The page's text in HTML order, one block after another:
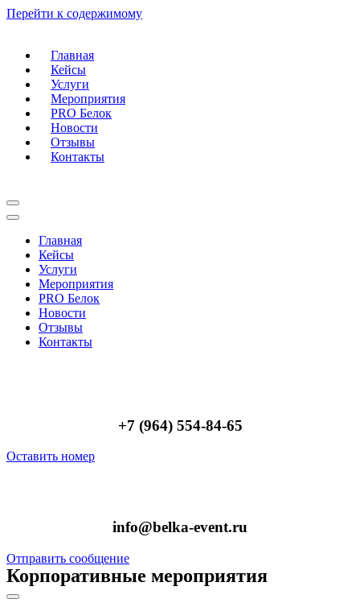
Перейти к содержимому
Главная
Кейсы
Услуги
Мероприятия
PRO Белок
Новости
Отзывы
Контакты
Меню
навигации
Меню
навигацииГлавная
Кейсы
Услуги
Мероприятия
PRO Белок
Новости
Отзывы
Контакты
+7 (964) 554-84-65
Оставить номер
info@belka-event.ru
Отправить сообщение
Корпоративные мероприятия